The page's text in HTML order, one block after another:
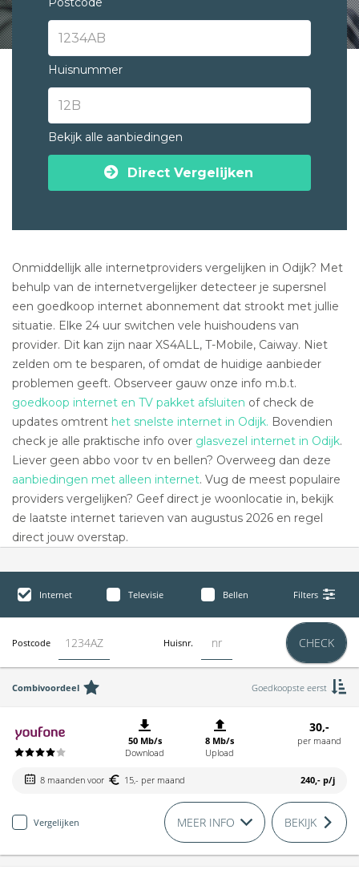
Huisnummer
Bekijk alle aanbiedingen
Direct Vergelijken
Onmiddellijk alle internetproviders vergelijken in Odijk? Met
behulp van de internetvergelijker detecteer je supersnel
een goedkoop internet abonnement dat strookt met jullie
situatie. Elke 24 uur switchen vele huishoudens van
provider. Dit kan zijn naar XS4ALL, T-Mobile, Caiway. Niet
zelden om te besparen, of omdat de huidige aanbieder
problemen geeft. Observeer gauw onze info m.b.t.
goedkoop internet en TV pakket afsluiten of check de
updates omtrent het snelste internet in Odijk. Bovendien
check je alle praktische info over glasvezel internet in Odijk.
Liever geen abbo voor tv en bellen? Overweeg dan deze
aanbiedingen met alleen internet. Vug de meest populaire
providers vergelijken? Geef direct je woonlocatie in, bekijk
de laatste internet tarieven van augustus 2026 en regel
direct jouw overstap.
Internet Televisie Bellen Filters
Postcode Huisnr. CHECK
Combivoordeel Goedkoopste eerst
50 Mb/s
Download
8 Mb/s
Upload
30,-
per maand
8 maanden voor 15,- per maand 240,- p/j
Vergelijken MEER INFO BEKIJK